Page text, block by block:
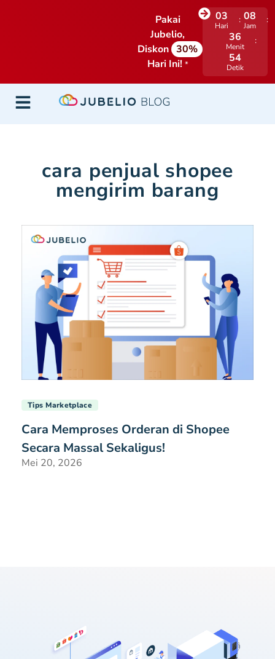
Pakai
Jubelio,
Diskon 30%
Hari Ini! *
03
Hari
08
Jam
36
Menit
53
Detik
cara penjual shopee
mengirim barang
Tips Marketplace
Cara Memproses Orderan di Shopee
Secara Massal Sekaligus!
Mei 20, 2026